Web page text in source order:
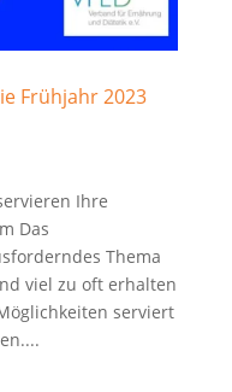
Frühjahr 2023
Ihre
Das
Thema
viel zu oft erhalten
serviert